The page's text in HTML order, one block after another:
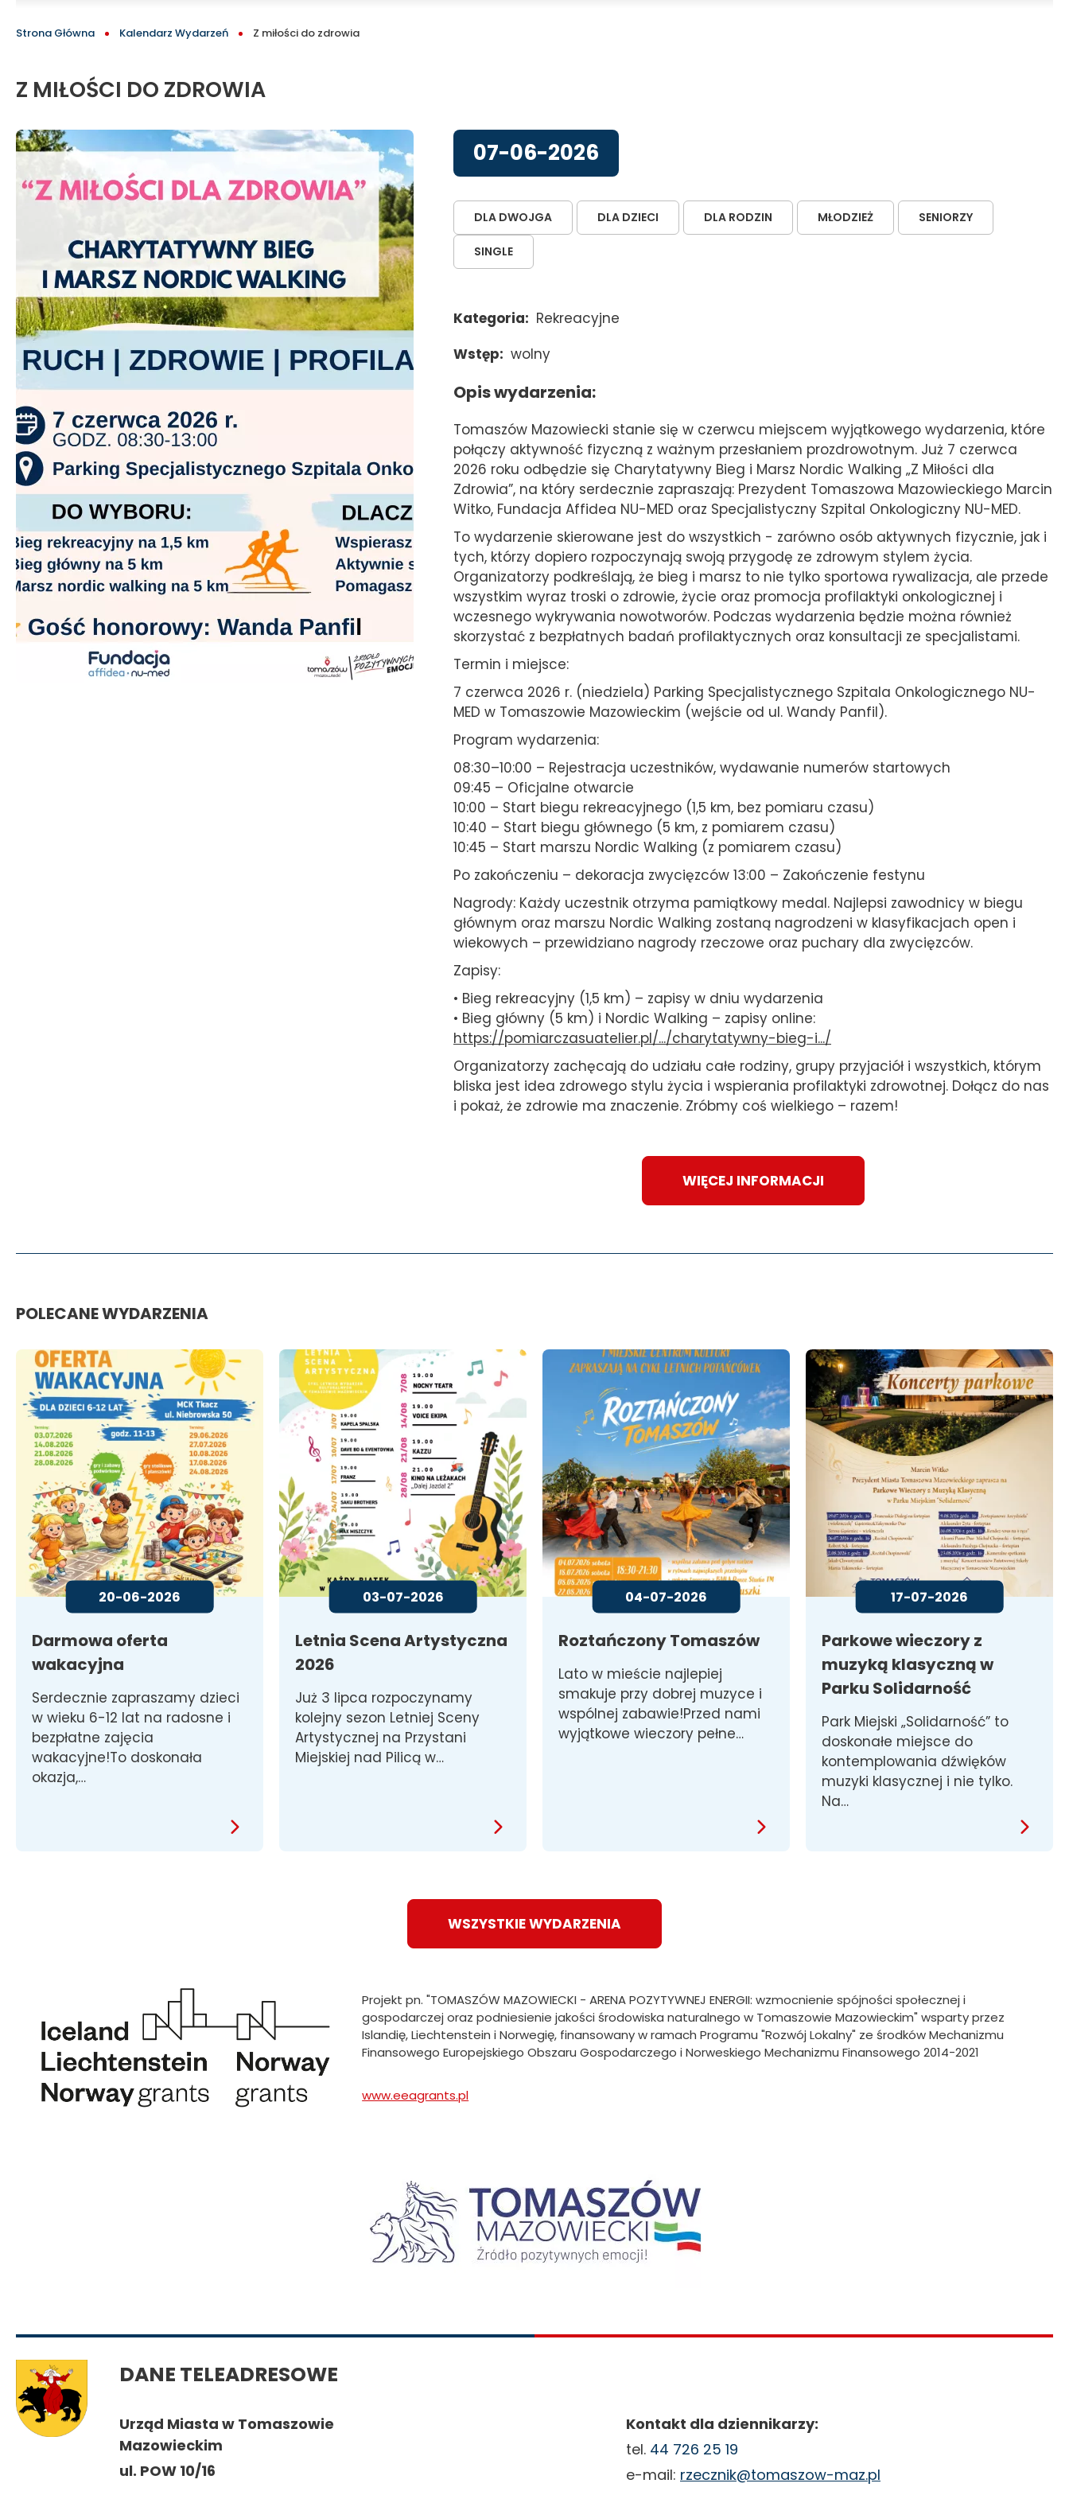
serwis
turystyczny
Tomaszowa
Mazowieckiego
okolic
ŚCIEŻKA
NAWIGACYJNA
Strona Główna Kalendarz Wydarzeń Z miłości do zdrowia
Z MIŁOŚCI DO ZDROWIA
07-06-2026
DLA DWOJGA DLA DZIECI DLA RODZIN MŁODZIEŻ SENIORZY
SINGLE
Kategoria
Rekreacyjne
Wstęp
wolny
Opis wydarzenia
Tomaszów Mazowiecki stanie się w czerwcu miejscem wyjątkowego wydarzenia, które
połączy aktywność fizyczną z ważnym przesłaniem prozdrowotnym. Już 7 czerwca
2026 roku odbędzie się Charytatywny Bieg i Marsz Nordic Walking „Z Miłości dla
Zdrowia”, na który serdecznie zapraszają: Prezydent Tomaszowa Mazowieckiego Marcin
Witko, Fundacja Affidea NU-MED oraz Specjalistyczny Szpital Onkologiczny NU-MED.
To wydarzenie skierowane jest do wszystkich - zarówno osób aktywnych fizycznie, jak i
tych, którzy dopiero rozpoczynają swoją przygodę ze zdrowym stylem życia.
Organizatorzy podkreślają, że bieg i marsz to nie tylko sportowa rywalizacja, ale przede
wszystkim wyraz troski o zdrowie, życie oraz promocja profilaktyki onkologicznej i
wczesnego wykrywania nowotworów. Podczas wydarzenia będzie można również
skorzystać z bezpłatnych badań profilaktycznych oraz konsultacji ze specjalistami.
Termin i miejsce:
7 czerwca 2026 r. (niedziela) Parking Specjalistycznego Szpitala Onkologicznego NU-
MED w Tomaszowie Mazowieckim (wejście od ul. Wandy Panfil).
Program wydarzenia:
08:30–10:00 – Rejestracja uczestników, wydawanie numerów startowych
09:45 – Oficjalne otwarcie
10:00 – Start biegu rekreacyjnego (1,5 km, bez pomiaru czasu)
10:40 – Start biegu głównego (5 km, z pomiarem czasu)
10:45 – Start marszu Nordic Walking (z pomiarem czasu)
Po zakończeniu – dekoracja zwycięzców 13:00 – Zakończenie festynu
Nagrody: Każdy uczestnik otrzyma pamiątkowy medal. Najlepsi zawodnicy w biegu
głównym oraz marszu Nordic Walking zostaną nagrodzeni w klasyfikacjach open i
wiekowych – przewidziano nagrody rzeczowe oraz puchary dla zwycięzców.
Zapisy:
• Bieg rekreacyjny (1,5 km) – zapisy w dniu wydarzenia
• Bieg główny (5 km) i Nordic Walking – zapisy online:
https://pomiarczasuatelier.pl/.../charytatywny-bieg-i.../
Organizatorzy zachęcają do udziału całe rodziny, grupy przyjaciół i wszystkich, którym
bliska jest idea zdrowego stylu życia i wspierania profilaktyki zdrowotnej. Dołącz do nas
i pokaż, że zdrowie ma znaczenie. Zróbmy coś wielkiego – razem!
WIĘCEJ INFORMACJI
POLECANE WYDARZENIA
20-06-2026
Darmowa oferta
wakacyjna
Serdecznie zapraszamy dzieci
w wieku 6-12 lat na radosne i
bezpłatne zajęcia
wakacyjne!To doskonała
okazja,…
03-07-2026
Letnia Scena Artystyczna
2026
Już 3 lipca rozpoczynamy
kolejny sezon Letniej Sceny
Artystycznej na Przystani
Miejskiej nad Pilicą w…
04-07-2026
Roztańczony Tomaszów
Lato w mieście najlepiej
smakuje przy dobrej muzyce i
wspólnej zabawie!Przed nami
wyjątkowe wieczory pełne…
17-07-2026
Parkowe wieczory z
muzyką klasyczną w
Parku Solidarność
Park Miejski „Solidarność” to
doskonałe miejsce do
kontemplowania dźwięków
muzyki klasycznej i nie tylko.
Na…
WSZYSTKIE WYDARZENIA
Projekt pn. "TOMASZÓW MAZOWIECKI - ARENA POZYTYWNEJ ENERGII: wzmocnienie spójności społecznej i
gospodarczej oraz podniesienie jakości środowiska naturalnego w Tomaszowie Mazowieckim" wsparty przez
Islandię, Liechtenstein i Norwegię, finansowany w ramach Programu "Rozwój Lokalny" ze środków Mechanizmu
Finansowego Europejskiego Obszaru Gospodarczego i Norweskiego Mechanizmu Finansowego 2014-2021
www.eeagrants.pl
DANE TELEADRESOWE
Urząd Miasta w Tomaszowie
Mazowieckim
ul. POW 10/16
Kontakt dla dziennikarzy:
tel. 44 726 25 19
e-mail: rzecznik@tomaszow-maz.pl